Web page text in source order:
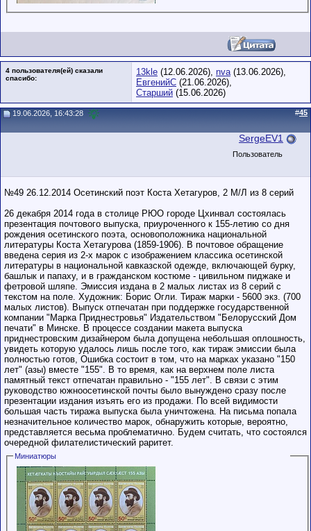
4 пользователя(ей) сказали
cпасибо:
13kle (12.06.2026), nva(13.06.2026),
ЕвгенийС (21.06.2026),
Старший (15.06.2026)
19.06.2026, 16:43:28 #45
SergeEV1
Пользователь
№49 26.12.2014 Осетинский поэт Коста Хетагуров, 2 М/Л из 8 серий
26 декабря 2014 года в столице РЮО городе Цхинвал состоялась
презентация почтового выпуска, приуроченного к 155-летию со дня
рождения осетинского поэта, основоположника национальной
литературы Коста Хетагурова (1859-1906). В почтовое обращение
введена серия из 2-х марок с изображением классика осетинской
литературы в национальной кавказской одежде, включающей бурку,
башлык и папаху, и в гражданском костюме - цивильном пиджаке и
фетровой шляпе. Эмиссия издана в 2 малых листах из 8 серий с
текстом на поле. Художник: Борис Огли. Тираж марки - 5600 экз. (700
малых листов). Выпуск отпечатан при поддержке государственной
компании "Марка Приднестровья" Издательством "Белорусский Дом
печати" в Минске. В процессе создании макета выпуска
приднестровским дизайнером была допущена небольшая оплошность,
увидеть которую удалось лишь после того, как тираж эмиссии была
полностью готов, Ошибка состоит в том, что на марках указано "150
лет" (азы) вместе "155". В то время, как на верхнем поле листа
памятный текст отпечатан правильно - "155 лет". В связи с этим
руководство южноосетинской почты было вынуждено сразу после
презентации издания изъять его из продажи. По всей видимости
большая часть тиража выпуска была уничтожена. На письма попала
незначительное количество марок, обнаружить которые, вероятно,
представляется весьма проблематично. Будем считать, что состоялся
очередной филателистический раритет.
Миниатюры